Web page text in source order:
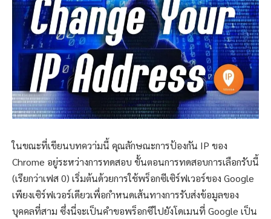
ในขณะที่เขียนบทควา่มนี้ คุณลักษณะการป้องกัน IP ของ
Chrome อยู่ระหว่างการทดสอบ ขั้นตอนการทดสอบการเลือกรับนี้
(เรียกว่าเฟส 0) เริ่มต้นด้วยการใช้พร็อกซีเซิร์ฟเวอร์ของ Google
เพียงเซิร์ฟเวอร์เดียวเพื่อกำหนดเส้นทางการรับส่งข้อมูลของ
บุคคลที่สาม ซึ่งนี่จะเป็นคำขอพร็อกซีไปยังโดเมนที่ Google เป็น